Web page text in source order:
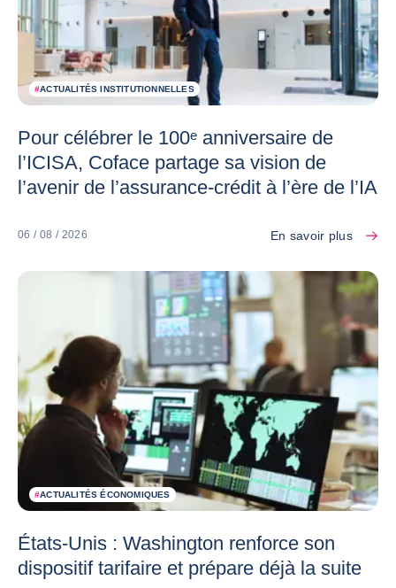
#ACTUALITÉS INSTITUTIONNELLES
Pour célébrer le 100ᵉ anniversaire de
l’ICISA, Coface partage sa vision de
l’avenir de l’assurance-crédit à l’ère de l’IA
06 / 08 / 2026 En savoir plus
#ACTUALITÉS ÉCONOMIQUES
États-Unis : Washington renforce son
dispositif tarifaire et prépare déjà la suite